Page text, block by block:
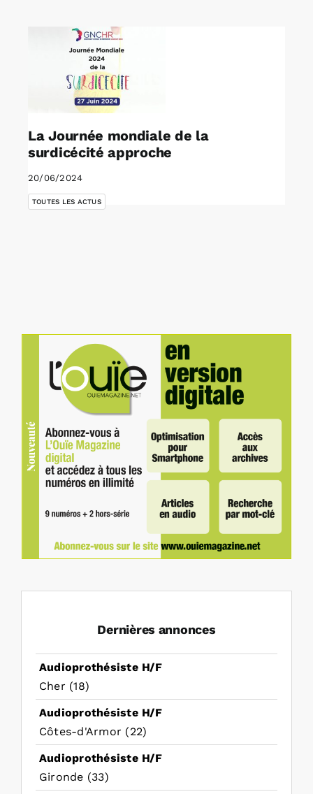
Rechercher:
Annonces emploi
La Journée mondiale de la
surdicécité approche
20/06/2024
TOUTES LES ACTUS
Dernières annonces
Audioprothésiste H/F
Cher (18)
Audioprothésiste H/F
Côtes-d'Armor (22)
Audioprothésiste H/F
Gironde (33)